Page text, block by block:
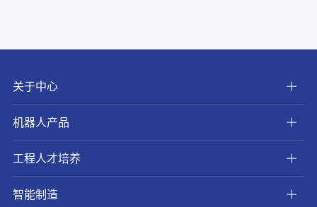
关于中心
机器人产品
工程人才培养
智能制造